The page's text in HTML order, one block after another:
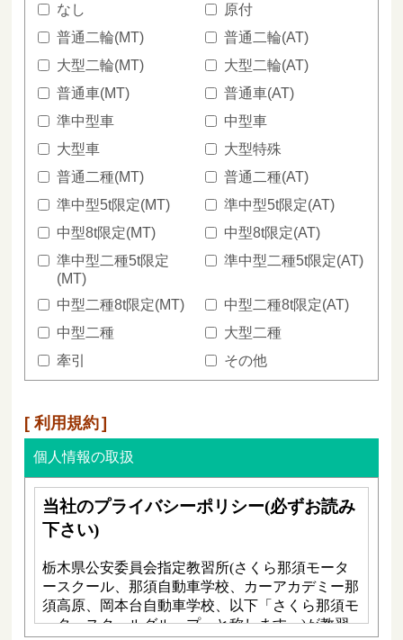
なし
原付
普通二輪(MT)
普通二輪(AT)
大型二輪(MT)
大型二輪(AT)
普通車(MT)
普通車(AT)
準中型車
中型車
大型車
大型特殊
普通二種(MT)
普通二種(AT)
準中型5t限定(MT)
準中型5t限定(AT)
中型8t限定(MT)
中型8t限定(AT)
準中型二種5t限定
(MT)
準中型二種5t限定(AT)
中型二種8t限定(MT)
中型二種8t限定(AT)
中型二種
大型二種
牽引
その他
利用規約
個人情報の取扱